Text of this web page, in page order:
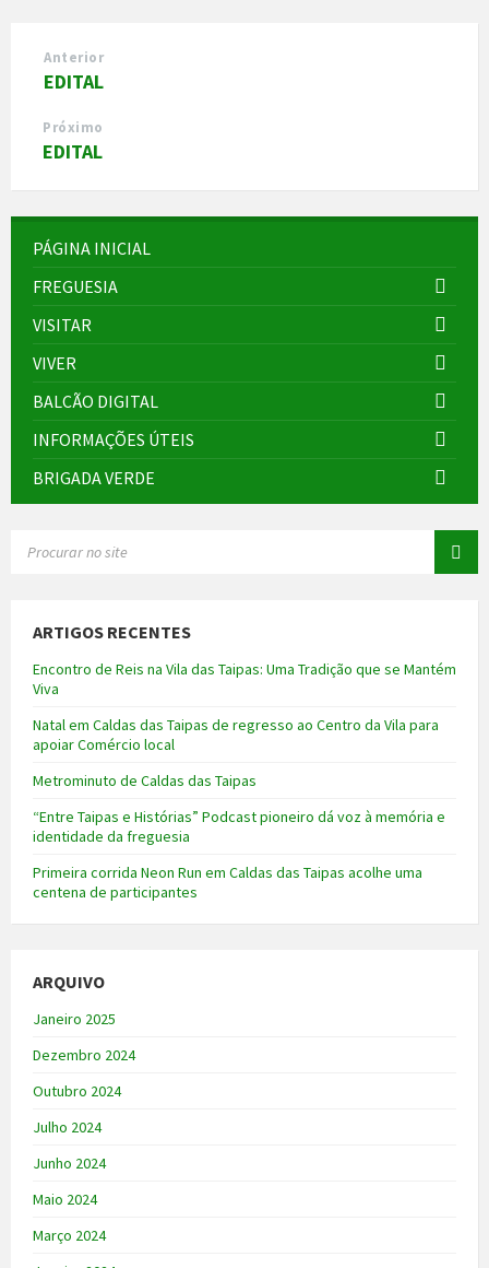
Anterior
EDITAL
Próximo
EDITAL
PÁGINA INICIAL
FREGUESIA
VISITAR
VIVER
BALCÃO DIGITAL
INFORMAÇÕES ÚTEIS
BRIGADA VERDE
ARTIGOS RECENTES
Encontro de Reis na Vila das Taipas: Uma Tradição que se Mantém
Viva
Natal em Caldas das Taipas de regresso ao Centro da Vila para
apoiar Comércio local
Metrominuto de Caldas das Taipas
“Entre Taipas e Histórias” Podcast pioneiro dá voz à memória e
identidade da freguesia
Primeira corrida Neon Run em Caldas das Taipas acolhe uma
centena de participantes
ARQUIVO
Janeiro 2025
Dezembro 2024
Outubro 2024
Julho 2024
Junho 2024
Maio 2024
Março 2024